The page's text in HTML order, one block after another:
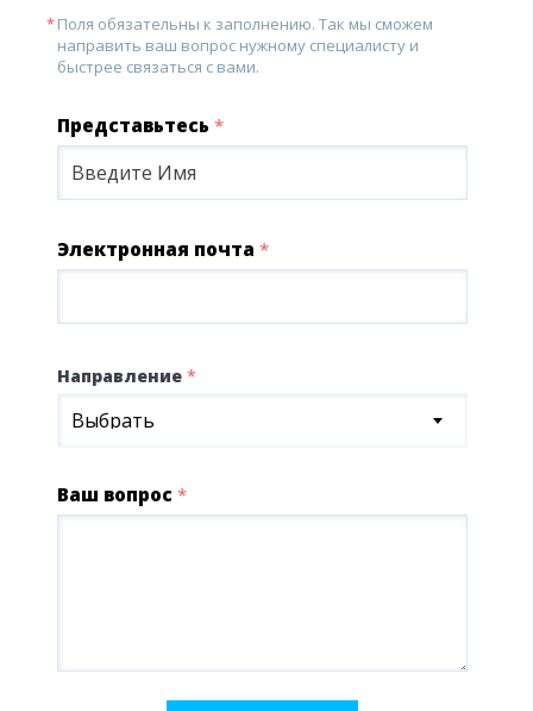
Поля обязательны к заполнению. Так мы сможем
направить ваш вопрос нужному специалисту и
быстрее связаться с вами.
Представьтесь *
Электронная почта *
Направление *
Выбрать
Ваш вопрос *